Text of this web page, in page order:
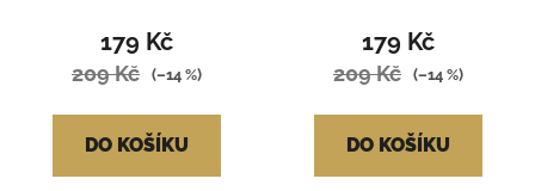
179 Kč
209 Kč (–14 %)
DO KOŠÍKU
179 Kč
209 Kč (–14 %)
DO KOŠÍKU